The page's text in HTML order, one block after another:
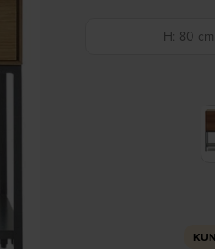
H: 80